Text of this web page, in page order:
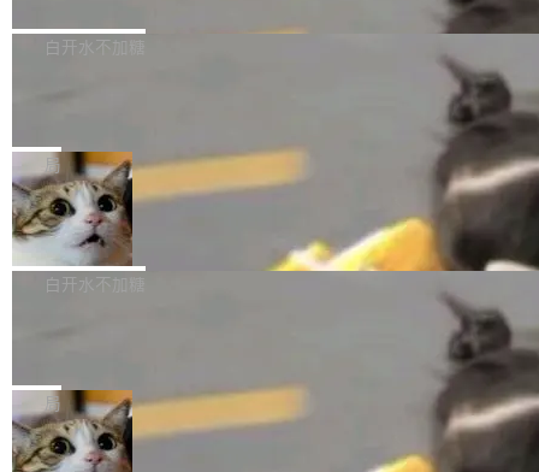
w 不要求标准普通话，方言识别覆盖粤语、吴语
容提供的字体时出现的几个问题 为避免音频加
质的最低采样率）的音频格式将被拒绝 修复了 C
SS 圆角虚线样式中可能存在的问题 如果表单中
的图像元素不在同一个子树中，则它们将不再关
联 加...
发布的 Release Notes，他利用 AI 工具（如 Co
最强的若干项。对于尚未正式发版的 PG 19，则
通过拉取过去一年内（从 PG 18 Beta1 时间点
至今）的所有 commit，同样交由 AI 分析提炼。
经过人工复核，准确度令人满意。这一方法也为
社区爱好者提供了高效跟踪新版本的思路。
白开水不加糖
维护工作一直与我的日常工作、家务、社交生活
和休闲娱乐竞争时间。" 这是 libexpat 维护者 S
ebastian Pipping 写在博客里的话。8 月 4 日，
他宣布了一个新消息：从 2026 年 8 月 1 日起，
他可以全职维护 libexpat 了，最长 6 个月。发
库之一。你的操作系统、浏览器、无数的基础设
施软件，很可能都在用它。而过去十年，维护它
的人一直在用业余...
局
Firefox 153.0.3 发布
Firefox 153.0.3 现已发布，具体更新内容如
下： New Smart Window 包含多项增强功能：
gi?id=2019042">Bug&nbsp;2019042</a>）</l
i> <li>现在，助手可以直接使用 Exa 的网络搜索
结果回答问题，而无需将问题转交给搜索引擎。
白开水不加糖
的 npm 包。项目的核心论点是：容器不适合 Ag
ent 计算。真正适合的，是 Isolate。 Cloudflare
工程师在这件事上没什么可谦虚的——他们用 W
局
OpenAI 公开邮件和聊天记录回应苹果